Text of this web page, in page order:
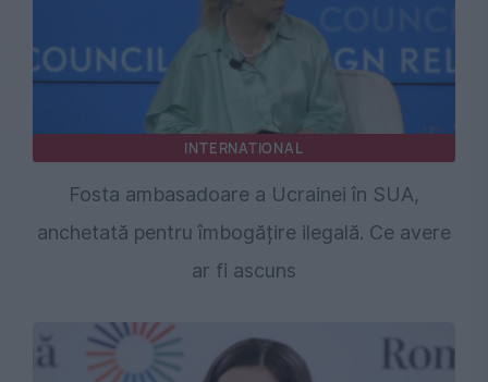
INTERNATIONAL
Fosta ambasadoare a Ucrainei în SUA,
anchetată pentru îmbogățire ilegală. Ce avere
ar fi ascuns